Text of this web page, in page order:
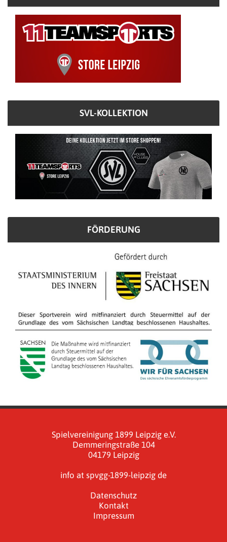
SVL-KOLLEKTION
FÖRDERUNG
Spielvereinigung 1899 Leipzig e.V.
Demmeringstraße 104
04179 Leipzig
info at spvgg-1899-leipzig de
Datenschutz
Kontakt
Impressum